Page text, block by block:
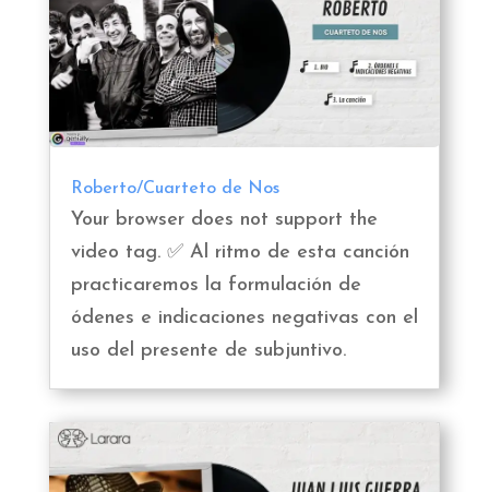
Roberto/Cuarteto de Nos
Your browser does not support the
video tag. ✅ Al ritmo de esta canción
practicaremos la formulación de
ódenes e indicaciones negativas con el
uso del presente de subjuntivo.